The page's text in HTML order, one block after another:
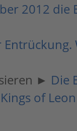
2012 die
► Die
of Leon